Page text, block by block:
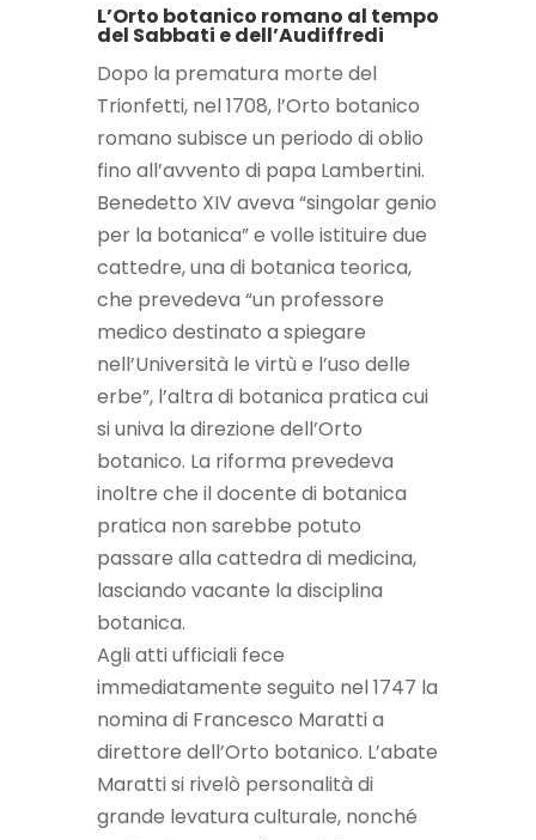
L’Orto botanico romano al tempo
del Sabbati e dell’Audiffredi
Dopo la prematura morte del
Trionfetti, nel 1708, l’Orto botanico
romano subisce un periodo di oblio
fino all’avvento di papa Lambertini.
Benedetto XIV aveva “singolar genio
per la botanica” e volle istituire due
cattedre, una di botanica teorica,
che prevedeva “un professore
medico destinato a spiegare
nell’Università le virtù e l’uso delle
erbe”, l’altra di botanica pratica cui
si univa la direzione dell’Orto
botanico. La riforma prevedeva
inoltre che il docente di botanica
pratica non sarebbe potuto
passare alla cattedra di medicina,
lasciando vacante la disciplina
botanica.
Agli atti ufficiali fece
immediatamente seguito nel 1747 la
nomina di Francesco Maratti a
direttore dell’Orto botanico. L’abate
Maratti si rivelò personalità di
grande levatura culturale, nonché